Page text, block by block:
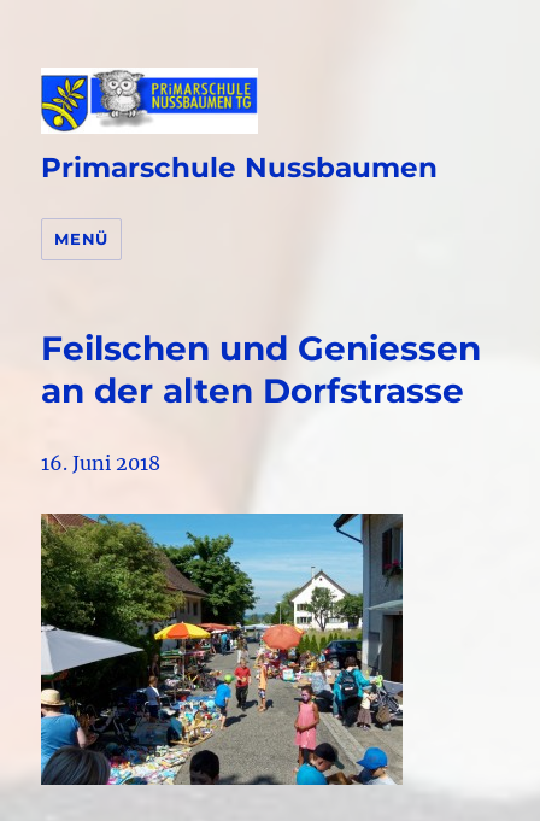
Primarschule Nussbaumen
MENÜ
Feilschen und Geniessen
an der alten Dorfstrasse
16. Juni 2018